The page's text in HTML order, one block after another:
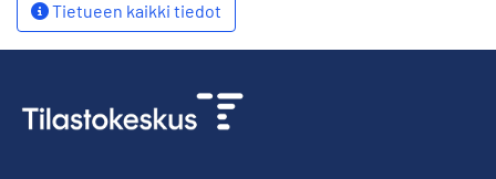
Tietueen kaikki tiedot